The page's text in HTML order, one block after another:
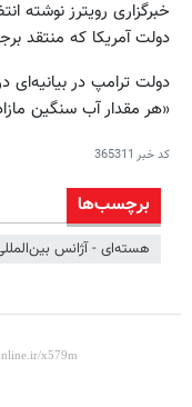
خبرگزاری رویترز نوشته
دولت آمریکا که منتقد
دولت ترامپ در
«هر مقدار آب سنگین مازاد بر 130 متریک تن، نباید در
کد خبر 365311
برچسب‌ها
هسته‌ای - آژانس